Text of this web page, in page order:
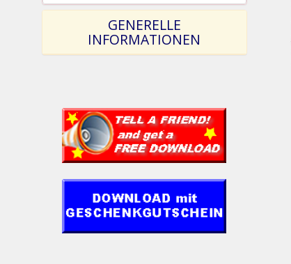
GENERELLE
INFORMATIONEN